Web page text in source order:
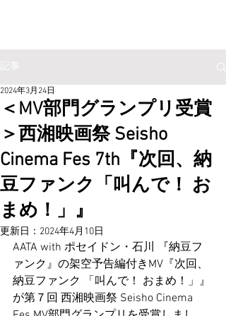
＜MV部門グランプリ受賞
＞西湘映画祭 Seisho
Cinema Fes 7th『次回、納
豆ファンク「叫んで！ お
まめ！」』
2024年3月24日
更新日： 2024年4月10日
AATA with ポセイドン・石川 『納豆フ
ァンク』の架空予告編付きMV『次回、
納豆ファンク 「叫んで！ おまめ！」』
が第７回 西湘映画祭 Seisho Cinema